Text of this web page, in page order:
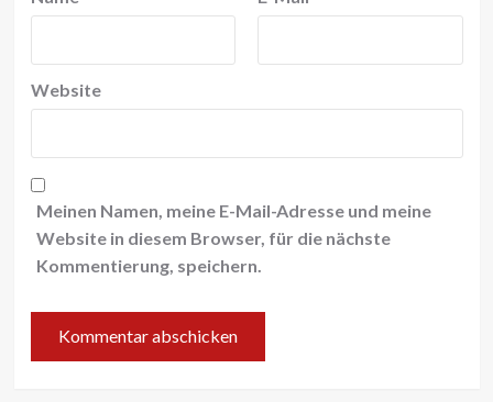
Website
Meinen Namen, meine E-Mail-Adresse und meine
Website in diesem Browser, für die nächste
Kommentierung, speichern.